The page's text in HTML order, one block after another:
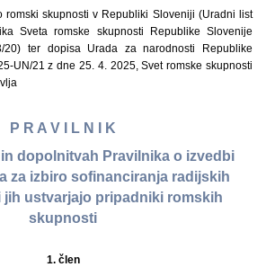
romski skupnosti v Republiki Sloveniji (Uradni list
Sveta romske skupnosti Republike Slovenije
ter dopisa Urada za narodnosti Republike
UN/21 z dne 25. 4. 2025, Svet romske skupnosti
P R A V I L N I K
dopolnitvah Pravilnika o izvedbi
za izbiro sofinanciranja radijskih
jih ustvarjajo pripadniki romskih
skupnosti
1. člen